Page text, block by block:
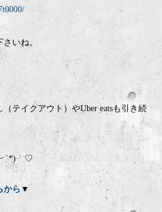
いね。
テイクアウト）やUber eatsも引き続
から ▼